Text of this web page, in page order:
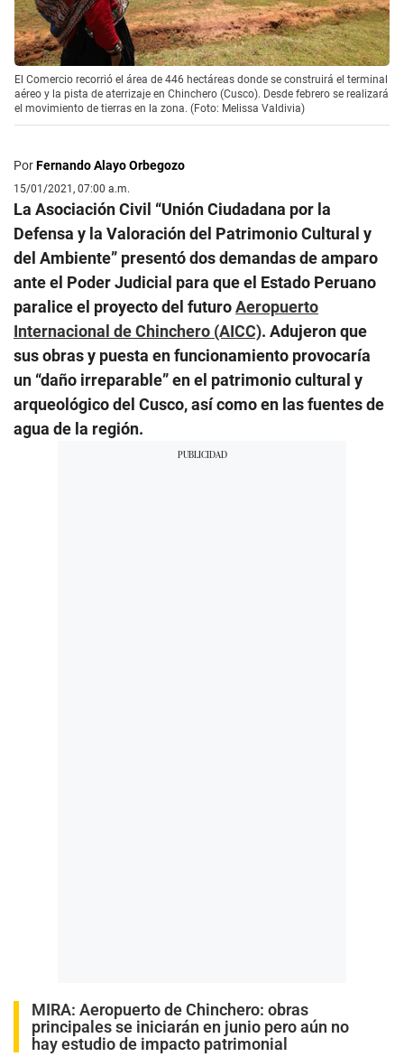
El Comercio recorrió el área de 446 hectáreas donde se construirá el terminal
aéreo y la pista de aterrizaje en Chinchero (Cusco). Desde febrero se realizará
el movimiento de tierras en la zona. (Foto: Melissa Valdivia)
PorFernando Alayo Orbegozo
15/01/2021, 07:00 a.m.
La Asociación Civil “Unión Ciudadana por la
Defensa y la Valoración del Patrimonio Cultural y
del Ambiente” presentó dos demandas de amparo
ante el Poder Judicial para que el Estado Peruano
paralice el proyecto del futuroAeropuerto
Internacional de Chinchero (AICC). Adujeron que
sus obras y puesta en funcionamiento provocaría
un “daño irreparable” en el patrimonio cultural y
arqueológico del Cusco, así como en las fuentes de
agua de la región.
MIRA: Aeropuerto de Chinchero: obras
principales se iniciarán en junio pero aún no
hay estudio de impacto patrimonial